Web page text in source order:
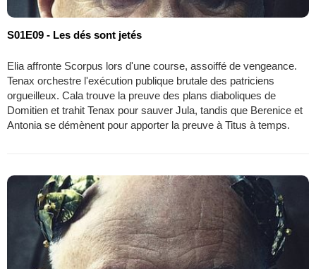
S01E09 - Les dés sont jetés
Elia affronte Scorpus lors d'une course, assoiffé de vengeance.
Tenax orchestre l'exécution publique brutale des patriciens
orgueilleux. Cala trouve la preuve des plans diaboliques de
Domitien et trahit Tenax pour sauver Jula, tandis que Berenice et
Antonia se démènent pour apporter la preuve à Titus à temps.